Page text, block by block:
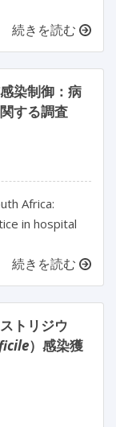
続きを読む
染制御：病
する調査
Africa:
in hospital
続きを読む
トリジウ
）感染獲